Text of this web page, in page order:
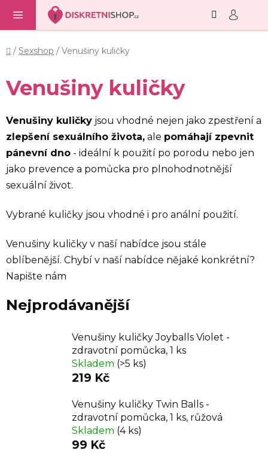
obsah
Domů
/ Sexshop / Venušiny kuličky
Venušiny kuličky
Venušiny kuličky jsou vhodné nejen jako zpestření a
zlepšení sexuálního života, ale pomáhají zpevnit
pánevní dno - ideální k použití po porodu nebo jen
jako prevence a pomůcka pro plnohodnotnější
sexuální život.
Vybrané kuličky jsou vhodné i pro anální použití.
Venušiny kuličky v naší nabídce jsou stále
oblíbenější. Chybí v naší nabídce nějaké konkrétní?
Napište nám
Nejprodávanější
Venušiny kuličky Joyballs Violet -
zdravotní pomůcka, 1 ks
Skladem (>5 ks)
219 Kč
Venušiny kuličky Twin Balls -
zdravotní pomůcka, 1 ks, růžová
Skladem (4 ks)
99 Kč